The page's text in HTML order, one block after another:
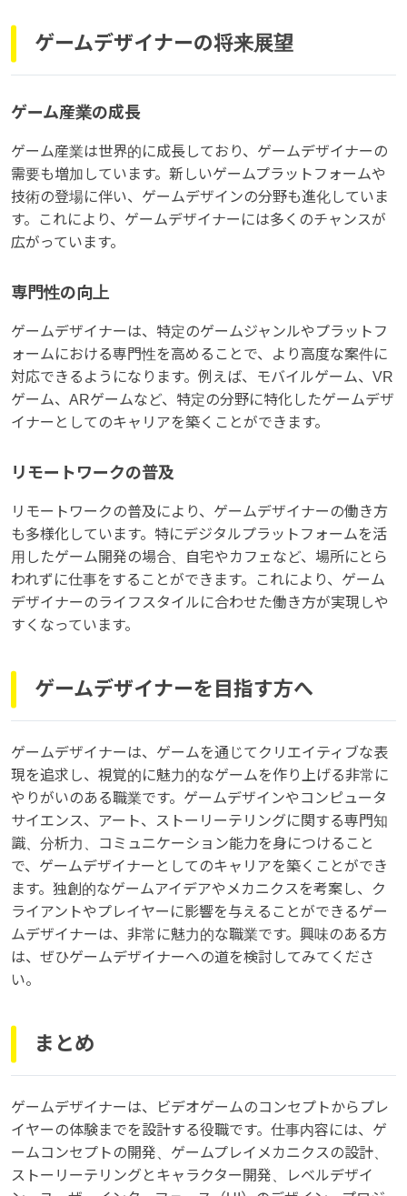
ゲームデザイナーの将来展望
ゲーム産業の成長
ゲーム産業は世界的に成長しており、ゲームデザイナーの
需要も増加しています。新しいゲームプラットフォームや
技術の登場に伴い、ゲームデザインの分野も進化していま
す。これにより、ゲームデザイナーには多くのチャンスが
広がっています。
専門性の向上
ゲームデザイナーは、特定のゲームジャンルやプラットフ
ォームにおける専門性を高めることで、より高度な案件に
対応できるようになります。例えば、モバイルゲーム、VR
ゲーム、ARゲームなど、特定の分野に特化したゲームデザ
イナーとしてのキャリアを築くことができます。
リモートワークの普及
リモートワークの普及により、ゲームデザイナーの働き方
も多様化しています。特にデジタルプラットフォームを活
用したゲーム開発の場合、自宅やカフェなど、場所にとら
われずに仕事をすることができます。これにより、ゲーム
デザイナーのライフスタイルに合わせた働き方が実現しや
すくなっています。
ゲームデザイナーを目指す方へ
ゲームデザイナーは、ゲームを通じてクリエイティブな表
現を追求し、視覚的に魅力的なゲームを作り上げる非常に
やりがいのある職業です。ゲームデザインやコンピュータ
サイエンス、アート、ストーリーテリングに関する専門知
識、分析力、コミュニケーション能力を身につけること
で、ゲームデザイナーとしてのキャリアを築くことができ
ます。独創的なゲームアイデアやメカニクスを考案し、ク
ライアントやプレイヤーに影響を与えることができるゲー
ムデザイナーは、非常に魅力的な職業です。興味のある方
は、ぜひゲームデザイナーへの道を検討してみてくださ
い。
まとめ
ゲームデザイナーは、ビデオゲームのコンセプトからプレ
イヤーの体験までを設計する役職です。仕事内容には、ゲ
ームコンセプトの開発、ゲームプレイメカニクスの設計、
ストーリーテリングとキャラクター開発、レベルデザイ